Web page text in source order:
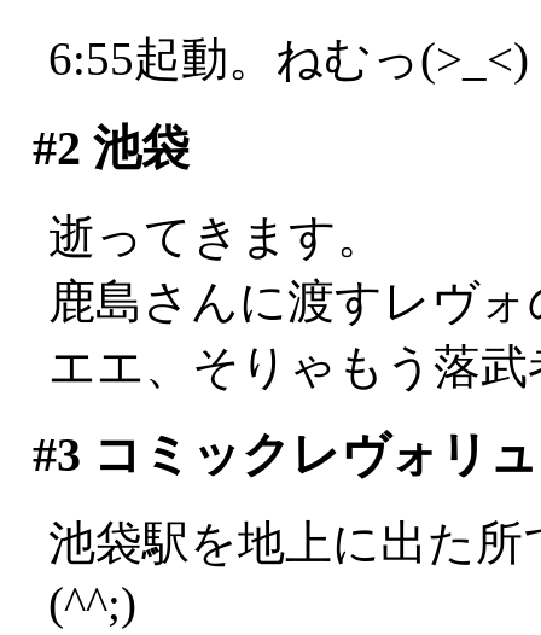
6:55起動。ねむっ(>_<)
#2 池袋
逝ってきます。
鹿島さんに渡すレヴ
エエ、そりゃもう落
#3 コミックレヴォリ
池袋駅を地上に出た
(^^;)